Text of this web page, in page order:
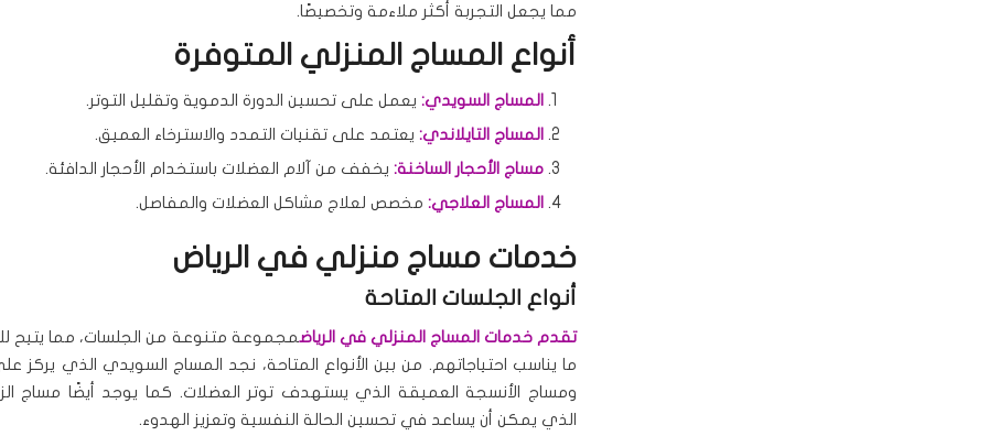
مما يجعل التجربة أكثر ملاءمة وتخصيصًا.
أنواع المساج المنزلي المتوفرة
المساج السويدي:يعمل على تحسين الدورة الدموية وتقليل التوتر.
المساج التايلاندي:يعتمد على تقنيات التمدد والاسترخاء العميق.
مساج الأحجار الساخنة:يخفف من آلام العضلات باستخدام الأحجار الدافئة.
المساج العلاجي:مخصص لعلاج مشاكل العضلات والمفاصل.
خدمات مساج منزلي في الرياض
أنواع الجلسات المتاحة
تقدم خدمات المساج المنزلي في الرياضمجموعة متنوعة من الجلسات، مما يتيح
ما يناسب احتياجاتهم. من بين الأنواع المتاحة، نجد المساج السويدي الذي يركز
ومساج الأنسجة العميقة الذي يستهدف توتر العضلات. كما يوجد أيضًا مساج
الذي يمكن أن يساعد في تحسين الحالة النفسية وتعزيز الهدوء.